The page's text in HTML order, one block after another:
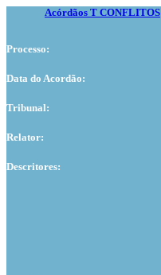
Acórdãos T CONFLITOS
Processo:
Data do Acordão:
Tribunal:
Relator:
Descritores: